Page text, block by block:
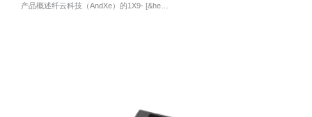
产品概述纤云科技（AndXe）的1X9- [&he…